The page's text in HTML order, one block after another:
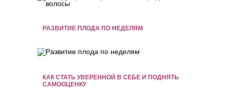
РАЗВИТИЕ ПЛОДА ПО НЕДЕЛЯМ
КАК СТАТЬ УВЕРЕННОЙ В СЕБЕ И ПОДНЯТЬ
САМООЦЕНКУ